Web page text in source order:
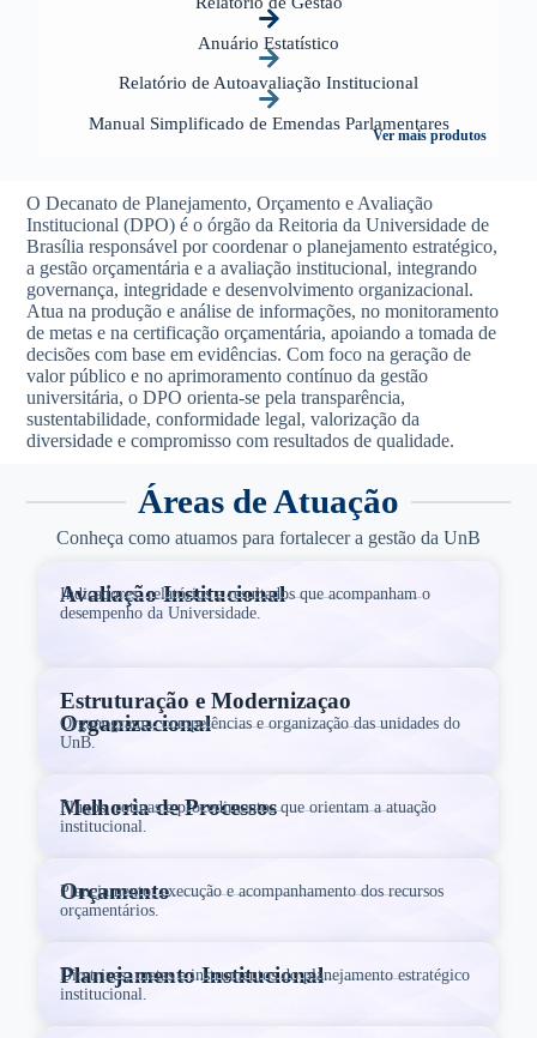
Anuário Estatístico
Relatório de Autoavaliação Institucional
Manual Simplificado de Emendas Parlamentares
Ver mais produtos
O Decanato de Planejamento, Orçamento e Avaliação
Institucional (DPO) é o órgão da Reitoria da Universidade de
Brasília responsável por coordenar o planejamento estratégico,
a gestão orçamentária e a avaliação institucional, integrando
governança, integridade e desenvolvimento organizacional.
Atua na produção e análise de informações, no monitoramento
de metas e na certificação orçamentária, apoiando a tomada de
decisões com base em evidências.Com foco na geração de
valor público e no aprimoramento contínuo da gestão
universitária, o DPO orienta-se pela transparência,
sustentabilidade, conformidade legal, valorização da
diversidade e compromisso com resultados de qualidade.
Áreas de Atuação
Conheça como atuamos para fortalecer a gestão da UnB
Avaliação Institucional
Indicadores, relatórios e resultados que acompanham o
desempenho da Universidade.
Estruturação e Modernizaçao
Organizacional
Organograma, competências e organização das unidades do
UnB.
Melhoria de Processos
Fluxos, rotinas e procedimentos que orientam a atuação
institucional.
Orçamento
Planejamento, execução e acompanhamento dos recursos
orçamentários.
Planejamento Institucional
Diretrizes, metas e instrumentos do planejamento estratégico
institucional.